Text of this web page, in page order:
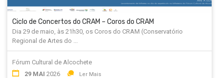
Ciclo de Concertos do CRAM – Coros do CRAM
Dia 29 de maio, às 21h30, os Coros do CRAM (Conservatório
Regional de Artes do ...
Fórum Cultural de Alcochete
29 MAI 2026 Ler Mais